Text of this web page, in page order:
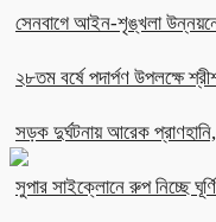
সেনবাগে আইন-শৃঙ্খলা
২৮তম বর্ষে পদার্পণ উপলক্ষে
সড়ক দুর্ঘটনায় আরেক
সুপার সাইক্লোনে রুপ নিচ্ছে